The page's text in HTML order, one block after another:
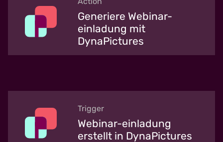
Generiere Webinar-
einladung mit
DynaPictures
Trigger
Webinar-einladung
erstellt in DynaPictures